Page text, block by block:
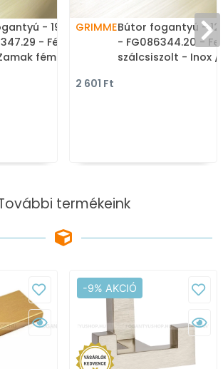
- 192 mm
- Fényes
fém
GRIMMEBútor fogantyú -
- FG086344.20 -
szálcsiszolt - Inox /
2 601 Ft
termékeink
-9% AKCIÓ